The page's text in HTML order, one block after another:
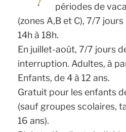
périodes de
(zones A,B et C), 7/7
14h à 18h.
En juillet-août, 7/7 jours
interruption. Adultes, à
Enfants, de 4 à 12 ans.
Gratuit pour les enfants
(sauf groupes scolaires,
16 ans).